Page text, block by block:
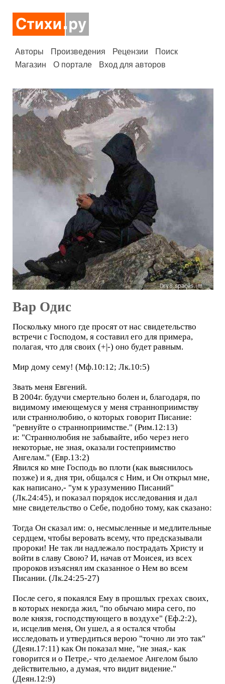
Авторы Произведения Рецензии
Поиск
Магазин
О портале Вход для авторов
Вар Одис
Поскольку много где просят от нас свидетельство
встречи с Господом, я составил его для примера,
полагая, что для своих (+|-) оно будет равным.
Мир дому сему! (Мф.10:12; Лк.10:5)
Звать меня Евгений.
В 2004г. будучи смертельно болен и, благодаря, по
видимому имеющемуся у меня странноприимству
или страннолюбию, о которых говорит Писание:
"ревнуйте о странноприимстве." (Рим.12:13)
и: "Страннолюбия не забывайте, ибо через него
некоторые, не зная, оказали гостеприимство
Ангелам." (Евр.13:2)
Явился ко мне Господь во плоти (как выяснилось
позже) и я, дня три, общался с Ним, и Он открыл мне,
как написано,- "ум к уразумению Писаний"
(Лк.24:45), и показал порядок исследования и дал
мне свидетельство о Себе, подобно тому, как сказано:
Тогда Он сказал им: о, несмысленные и медлительные
сердцем, чтобы веровать всему, что предсказывали
пророки! Не так ли надлежало пострадать Христу и
войти в славу Свою? И, начав от Моисея, из всех
пророков изъяснял им сказанное о Нем во всем
Писании. (Лк.24:25-27)
После сего, я покаялся Ему в прошлых грехах своих,
в которых некогда жил, "по обычаю мира сего, по
воле князя, господствующего в воздухе" (Еф.2:2),
и, исцелив меня, Он ушел, а я остался чтобы
исследовать и утвердиться верою "точно ли это так"
(Деян.17:11) как Он показал мне, "не зная,- как
говорится и о Петре,- что делаемое Ангелом было
действительно, а думая, что видит видение."
(Деян.12:9)